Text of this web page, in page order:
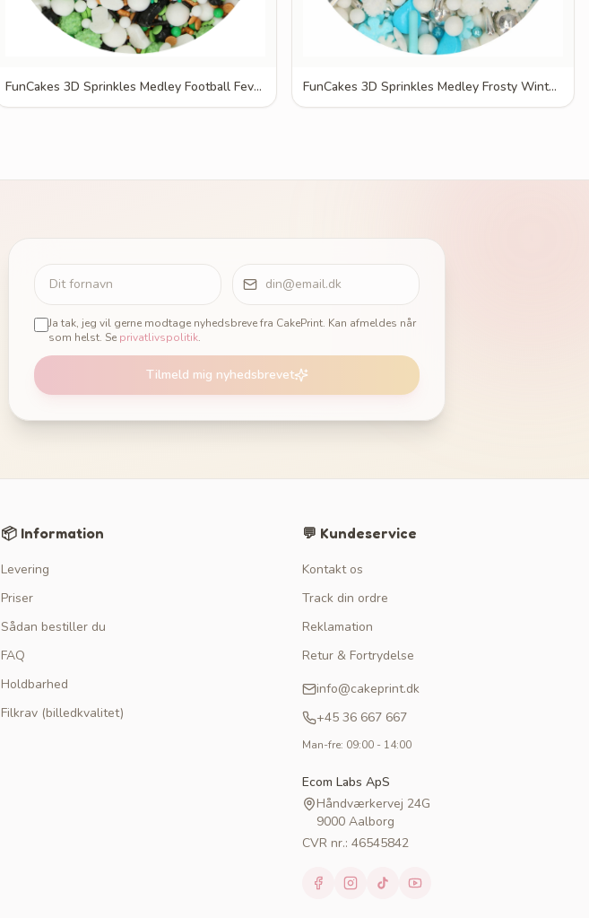
FunCakes 3D Sprinkles Medley Football Fever 70g FunCakes 3D Sprinkles Medley Frosty Winters 70g
Ja tak, jeg vil gerne modtage nyhedsbreve fra CakePrint. Kan afmeldes når
som helst. Se privatlivspolitik.
Tilmeld mig nyhedsbrevet
📦 Information
Levering
Priser
Sådan bestiller du
FAQ
Holdbarhed
Filkrav (billedkvalitet)
💬 Kundeservice
Kontakt os
Track din ordre
Reklamation
Retur & Fortrydelse
info@cakeprint.dk
+45 36 667 667
Man-fre: 09:00 - 14:00
Ecom Labs ApS
Håndværkervej 24G
9000 Aalborg
CVR nr.: 46545842